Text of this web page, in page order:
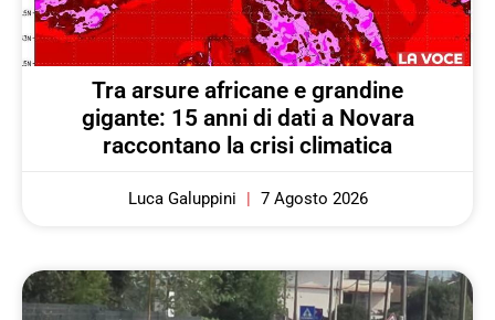
Tra arsure africane e grandine
gigante: 15 anni di dati a Novara
raccontano la crisi climatica
Luca Galuppini 7 Agosto 2026